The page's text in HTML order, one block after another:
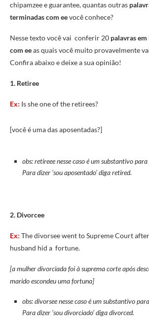
chipamzee e guarantee, quantas outras
terminadas com eevocê conhece?
Nesse texto você vai conferir 20 palavras
com eeas quais você muito provavelmente
Confira abaixo e deixe a sua opinião!
1. Retiree
Ex: Is she one of the retirees?
[você é uma das aposentadas?]
obs: retireee nesse caso é um substantivo
Para dizer ‘sou aposentado’ diga retired.
2. Divorcee
Ex: The divorsee went to Supreme Court
husband hid a fortune.
[a mulher divorciada foi à suprema corte após
marido escondeu uma fortuna]
obs: divorsee nesse caso é um substantivo
Para dizer ‘sou divorciado’ diga divorced.